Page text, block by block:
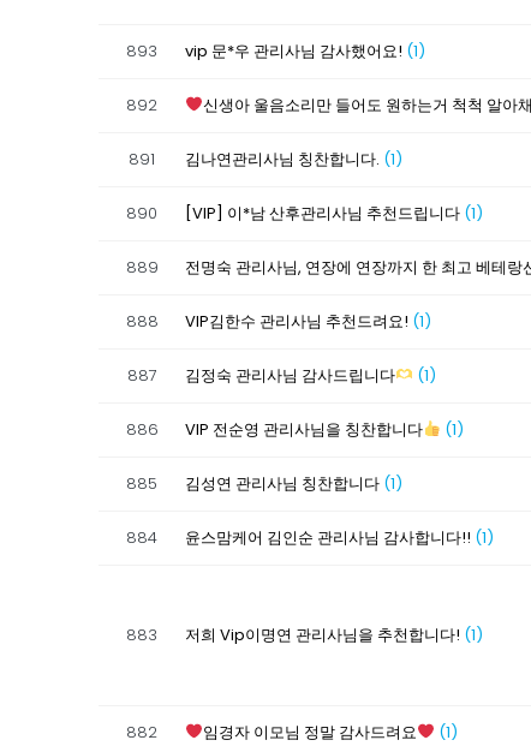
893 vip 문*우 관리사님 감사했어요! (1)
892 신생아 울음소리만 들어도 원하는거 척척 알아
891 김나연관리사님 칭찬합니다. (1)
890 [VIP] 이*남 산후관리사님 추천드립니다 (1)
889 전명숙 관리사님, 연장에 연장까지 한 최고 베테랑
888 VIP김한수 관리사님 추천드려요! (1)
887 김정숙 관리사님 감사드립니다 (1)
886 VIP 전순영 관리사님을 칭찬합니다 (1)
885 김성연 관리사님 칭찬합니다 (1)
884 윤스맘케어 김인순 관리사님 감사합니다!! (1)
883 저희 Vip이명연 관리사님을 추천합니다! (1)
882 임경자 이모님 정말 감사드려요 (1)